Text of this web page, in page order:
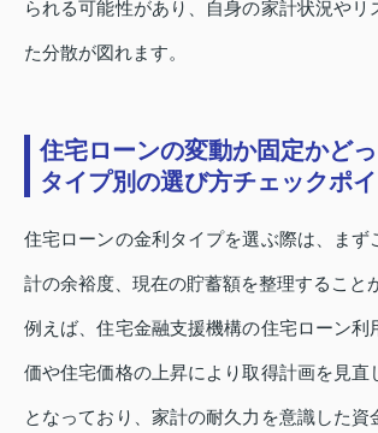
られる可能性があり、自身の家計状況やリ
た分散が図れます。
住宅ローンの変動か固定かど
タイプ別の選び方チェックポ
住宅ローンの金利タイプを選ぶ際は、まず
計の余裕度、現在の貯蓄額を整理すること
例えば、住宅金融支援機構の住宅ローン利
価や住宅価格の上昇により取得計画を見直
となっており、家計の耐久力を意識した資